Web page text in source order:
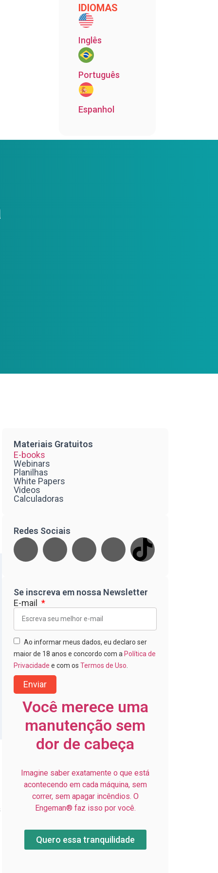
IDIOMAS
Inglês
Português
Espanhol
Materiais Gratuitos
E-books
Webinars
Planilhas
White Papers
Videos
Calculadoras
Redes Sociais
Se inscreva em nossa Newsletter
E-mail
Ao informar meus dados, eu declaro ser
maior de 18 anos e concordo com a Política de
Privacidade e com os Termos de Uso
Enviar
Você merece uma
manutenção sem
dor de cabeça
Imagine saber exatamente o que está
acontecendo em cada máquina, sem
correr, sem apagar incêndios. O
Engeman® faz isso por você.
Quero essa tranquilidade